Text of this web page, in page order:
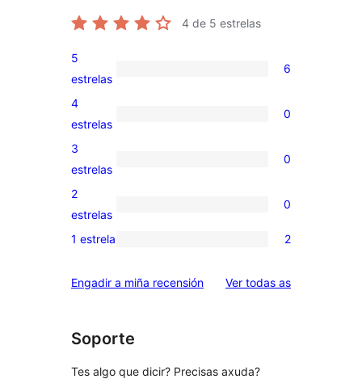
4 de 5 estrelas
6
valoracións
de
5
estrelas
6
0
valoracións
de
4
estrelas
0
0
valoracións
de
3
estrelas
0
0
valoracións
2
2
estrelas
0
2
de
estrelas
1 estrela 2
Engadir a miña recensión Ver todas asvaloracións
Soporte
Tes algo que dicir? Precisas axuda?